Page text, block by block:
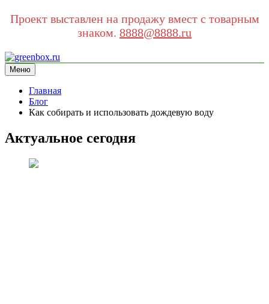
Проект выставлен на продажу вмест с товарным
знаком. 8888@8888.ru
Перейти
к
содержимому
greenbox.ru
сайт про экологию
Меню
Главная
Блог
Как собирать и использовать дождевую воду
Актуальное сегодня